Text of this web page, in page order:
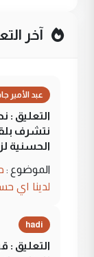
آخر
عبد الأمير
التعليق :
نتشرف
الحسنية
الموضوع :
لدينا اي
hadi
التعليق :